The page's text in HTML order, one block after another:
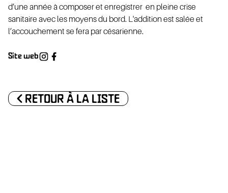
d’une année à composer et enregistrer en pleine crise
sanitaire avec les moyens du bord. L'addition est salée et
l’accouchement se fera par césarienne.
Site web
< RETOUR À LA LISTE